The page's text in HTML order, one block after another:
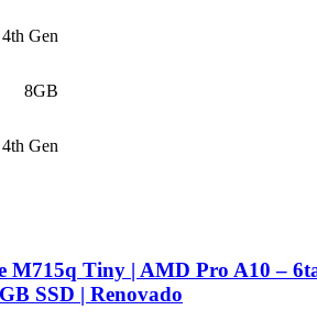
4th Gen
8GB
Gen
M715q Tiny | AMD Pro A10 –
SSD | Renovado